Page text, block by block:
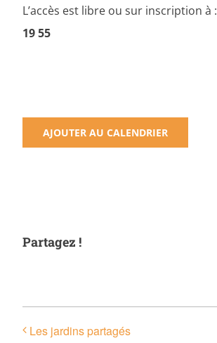
L’accès est libre ou sur inscription à :
19 55
AJOUTER AU CALENDRIER
Partagez !
Les jardins partagés